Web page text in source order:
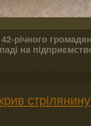
річного
на